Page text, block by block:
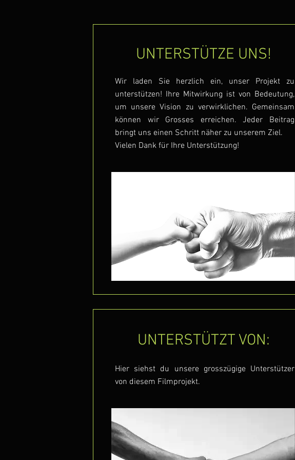
UNTERSTÜTZE UNS!
Wir laden Sie herzlich ein, unser Projekt zu
unterstützen! Ihre Mitwirkung ist von Bedeutung,
um unsere Vision zu verwirklichen. Gemeinsam
können wir Grosses erreichen. Jeder Beitrag
bringt uns einen Schritt näher zu unserem Ziel.
Vielen Dank für Ihre Unterstützung!
UNTERSTÜTZT VON:
Hier siehst du unsere grosszügige Unterstützer
von diesem Filmprojekt.